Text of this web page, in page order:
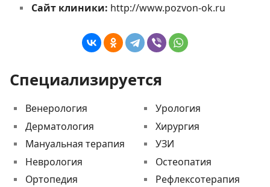
Сайт клиники: http://www.pozvon-ok.ru
Специализируется
Венерология
Дерматология
Мануальная терапия
Неврология
Ортопедия
Урология
Хирургия
УЗИ
Остеопатия
Рефлексотерапия